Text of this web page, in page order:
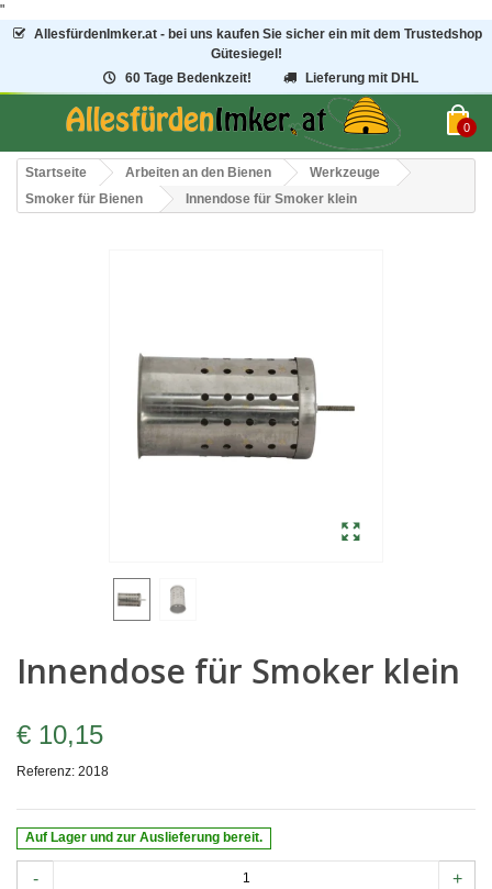
"
AllesfürdenImker.at - bei uns kaufen Sie sicher ein mit dem Trustedshop
Gütesiegel!
60 Tage Bedenkzeit!
Lieferung mit DHL
0
Startseite Arbeiten an den Bienen
Werkzeuge
Smoker für Bienen
Innendose für Smoker klein
Innendose für Smoker klein
€ 10,15
Referenz: 2018
Auf Lager und zur Auslieferung bereit.
- +